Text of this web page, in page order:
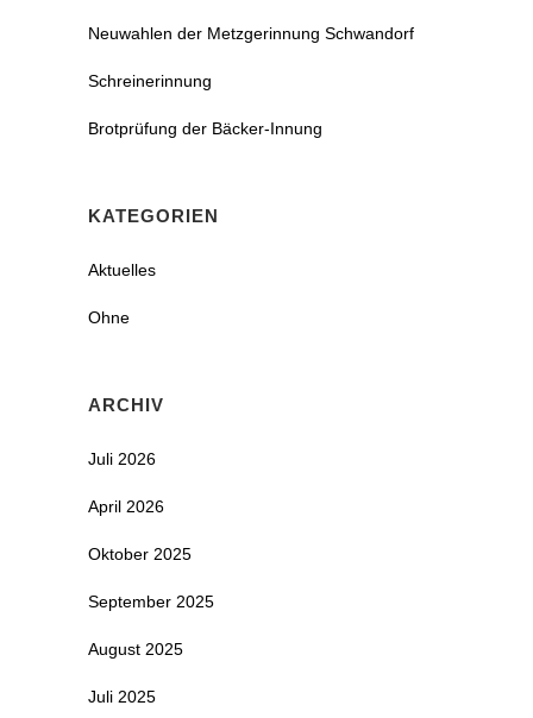
Neuwahlen der Metzgerinnung Schwandorf
Schreinerinnung
Brotprüfung der Bäcker-Innung
KATEGORIEN
Aktuelles
Ohne
ARCHIV
Juli 2026
April 2026
Oktober 2025
September 2025
August 2025
Juli 2025